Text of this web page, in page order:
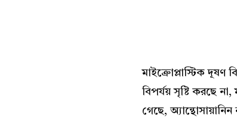
মাইক্রোপ্লাস্টিক দূষণ
বিপর্যয় সৃষ্টি করছে
গেছে,